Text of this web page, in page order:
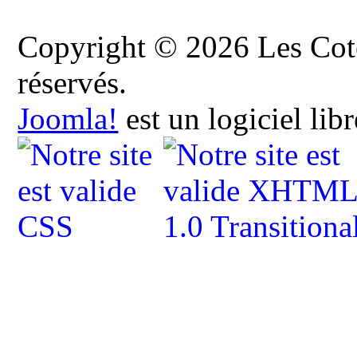
Copyright © 2026 Les
réservés.
Joomla! est un logiciel